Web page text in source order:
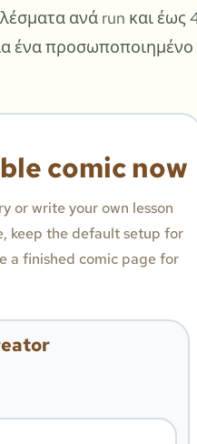
ανά run και έως
ένα προσωποποιημένο
comic now
or write your own lesson
keep the default setup for
a finished comic page for